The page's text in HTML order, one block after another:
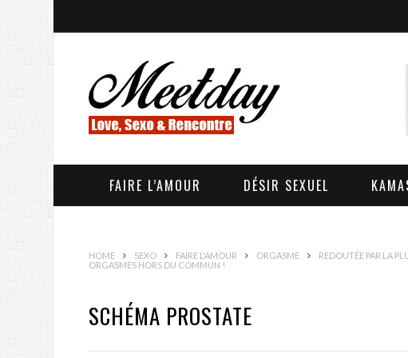
FAIRE L’AMOUR DÉSIR SEXUEL
HOME SEXO FAIRE L'AMOUR ORGASME
REDOUTÉE PAR LA
ORGASMES HORS DU COMMUN !
SCHÉMA PROSTATE